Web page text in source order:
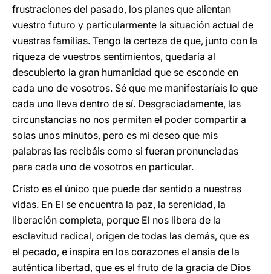
frustraciones del pasado, los planes que alientan
vuestro futuro y particularmente la situación actual de
vuestras familias. Tengo la certeza de que, junto con la
riqueza de vuestros sentimientos, quedaría al
descubierto la gran humanidad que se esconde en
cada uno de vosotros. Sé que me manifestaríais lo que
cada uno lleva dentro de sí. Desgraciadamente, las
circunstancias no nos permiten el poder compartir a
solas unos minutos, pero es mi deseo que mis
palabras las recibáis como si fueran pronunciadas
para cada uno de vosotros en particular.
Cristo es el único que puede dar sentido a nuestras
vidas. En El se encuentra la paz, la serenidad, la
liberación completa, porque El nos libera de la
esclavitud radical, origen de todas las demás, que es
el pecado, e inspira en los corazones el ansia de la
auténtica libertad, que es el fruto de la gracia de Dios